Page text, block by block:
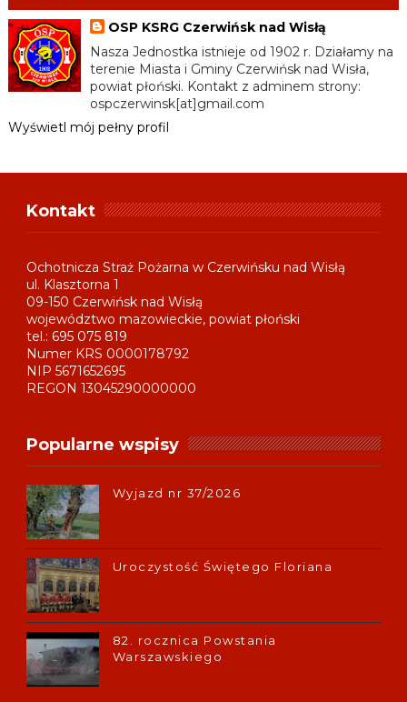
OSP KSRG Czerwińsk nad Wisłą
Nasza Jednostka istnieje od 1902 r. Działamy na
terenie Miasta i Gminy Czerwińsk nad Wisła,
powiat płoński. Kontakt z adminem strony:
ospczerwinsk[at]gmail.com
Wyświetl mój pełny profil
Kontakt
Ochotnicza Straż Pożarna w Czerwińsku nad Wisłą
ul. Klasztorna 1
09-150 Czerwińsk nad Wisłą
województwo mazowieckie, powiat płoński
tel.: 695 075 819
Numer KRS 0000178792
NIP 5671652695
REGON 13045290000000
Popularne wspisy
Wyjazd nr 37/2026
Uroczystość Świętego Floriana
82. rocznica Powstania
Warszawskiego